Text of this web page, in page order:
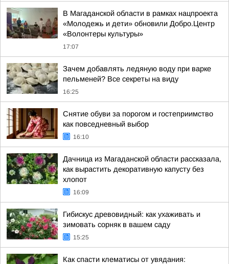
В Магаданской области в рамках нацпроекта
«Молодежь и дети» обновили Добро.Центр
«Волонтеры культуры»
17:07
Зачем добавлять ледяную воду при варке
пельменей? Все секреты на виду
16:25
Снятие обуви за порогом и гостеприимство
как повседневный выбор
16:10
Дачница из Магаданской области рассказала,
как вырастить декоративную капусту без
хлопот
16:09
Гибискус древовидный: как ухаживать и
зимовать сорняк в вашем саду
15:25
Как спасти клематисы от увядания: